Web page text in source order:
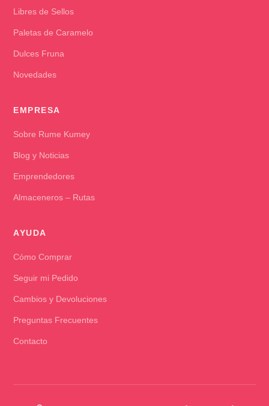
Libres de Sellos
Paletas de Caramelo
Dulces Fruna
Novedades
EMPRESA
Sobre Rume Kumey
Blog y Noticias
Emprendedores
Almaceneros – Rutas
AYUDA
Cómo Comprar
Seguir mi Pedido
Cambios y Devoluciones
Preguntas Frecuentes
Contacto